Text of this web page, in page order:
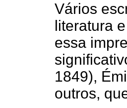
Vários
literatura
essa
1849),
outros,